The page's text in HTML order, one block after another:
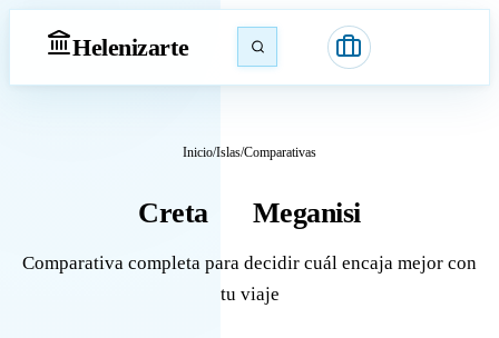
Helenizarte
Inicio/Islas/Comparativas
Creta Meganisi
Comparativa completa para decidir cuál encaja mejor con
tu viaje